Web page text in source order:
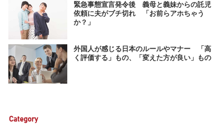
緊急事態宣言発令後 義母と義妹からの託児
依頼に夫がブチ切れ 「お前らアホちゃう
か？」
外国人が感じる日本のルールやマナー 「高
く評価する」もの、「変えた方が良い」もの
Category